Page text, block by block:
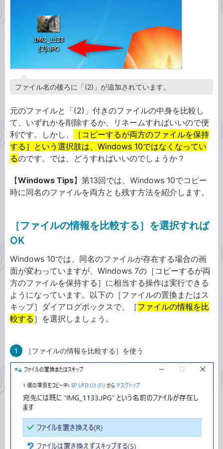
ファイル名の後ろに「(2)」が追加されています。
元のファイルと「(2)」付きのファイルの中身を比較し
て、いずれかを削除するか、リネームすればいいので便
利です。しかし、
［コピーするが両方のファイルを保持
する］という選択肢は、Windows 10ではなくなってい
るのです。では、どうすればいいのでしょうか？
【Windows Tips】第13回では、Windows 10でコピー
時に同名のファイルを両方とも残す方法を紹介します。
［ファイルの情報を比較する］を選択すれば
OK
Windows 10では、同名のファイルが存在する場合の画
面が変わっていますが、Windows 7の［コピーするが両
方のファイルを保持する］に相当する操作は実行できる
ようになっています。以下の［ファイルの置換またはス
キップ］ダイアログボックスで、［ファイルの情報を比
較する ］を選択しましょう。
1 ［ファイルの情報を比較する］を使う